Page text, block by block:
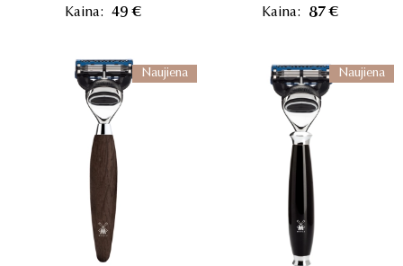
Kaina: 49 € Kaina: 87 €
Naujiena Naujiena